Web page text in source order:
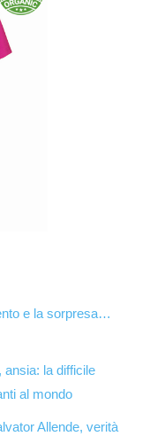
e la sorpresa…
ansia: la difficile
al mondo
Allende, verità